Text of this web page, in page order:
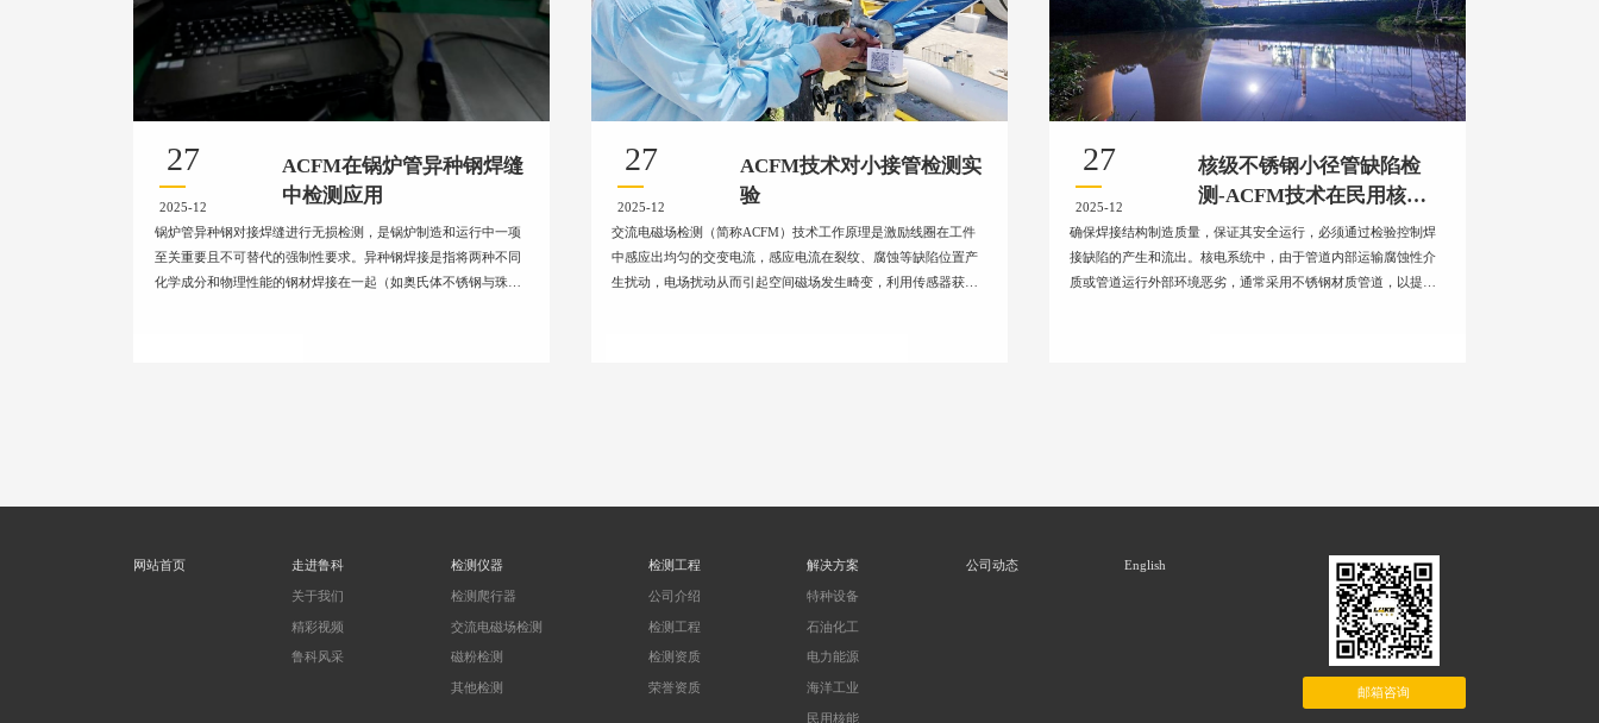
27
2025-12
ACFM在锅炉管异种钢焊缝
中检测应用
锅炉管异种钢对接焊缝进行无损检测，是锅炉制造和运行中一项
至关重要且不可替代的强制性要求。异种钢焊接是指将两种不同
化学成分和物理性能的钢材焊接在一起（如奥氏体不锈钢与珠光
27
2025-12
ACFM技术对小接管检测实
验
交流电磁场检测（简称ACFM）技术工作原理是激励线圈在工件
中感应出均匀的交变电流，感应电流在裂纹、腐蚀等缺陷位置产
生扰动，电场扰动从而引起空间磁场发生畸变，利用传感器获得
27
2025-12
核级不锈钢小径管缺陷检
测-ACFM技术在民用核能
领域的应用
确保焊接结构制造质量，保证其安全运行，必须通过检验控制焊
接缺陷的产生和流出。核电系统中，由于管道内部运输腐蚀性介
质或管道运行外部环境恶劣，通常采用不锈钢材质管道，以提高
网站首页 走进鲁科
关于我们
精彩视频
鲁科风采
检测仪器
检测爬行器
交流电磁场检测
磁粉检测
其他检测
检测工程
公司介绍
检测工程
检测资质
荣誉资质
解决方案
特种设备
石油化工
电力能源
海洋工业
民用核能
公司动态 English
邮箱咨询